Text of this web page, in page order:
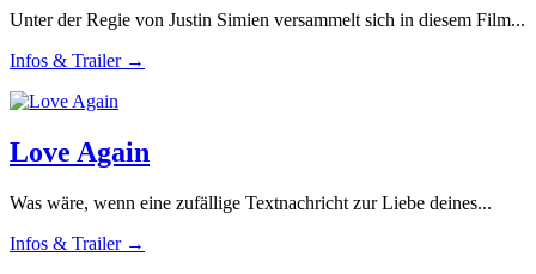
Unter der Regie von Justin Simien versammelt sich in diesem Film...
Infos & Trailer →
Love Again
Was wäre, wenn eine zufällige Textnachricht zur Liebe deines...
Infos & Trailer →